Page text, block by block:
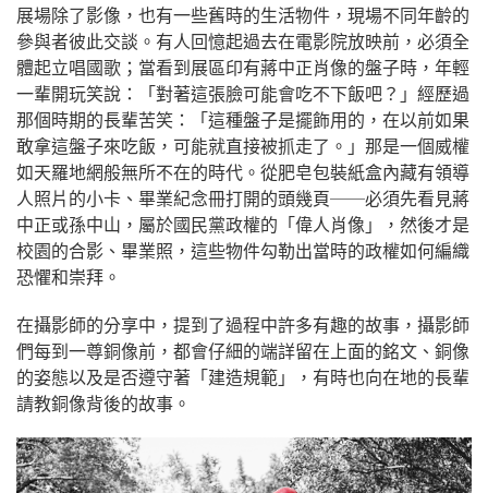
展場除了影像，也有一些舊時的生活物件，現場不同年齡的
參與者彼此交談。有人回憶起過去在電影院放映前，必須全
體起立唱國歌；當看到展區印有蔣中正肖像的盤子時，年輕
一輩開玩笑說：「對著這張臉可能會吃不下飯吧？」經歷過
那個時期的長輩苦笑：「這種盤子是擺飾用的，在以前如果
敢拿這盤子來吃飯，可能就直接被抓走了。」那是一個威權
如天羅地網般無所不在的時代。從肥皂包裝紙盒內藏有領導
人照片的小卡、畢業紀念冊打開的頭幾頁──必須先看見蔣
中正或孫中山，屬於國民黨政權的「偉人肖像」，然後才是
校園的合影、畢業照，這些物件勾勒出當時的政權如何編織
恐懼和崇拜。
在攝影師的分享中，提到了過程中許多有趣的故事，攝影師
們每到一尊銅像前，都會仔細的端詳留在上面的銘文、銅像
的姿態以及是否遵守著「建造規範」，有時也向在地的長輩
請教銅像背後的故事。